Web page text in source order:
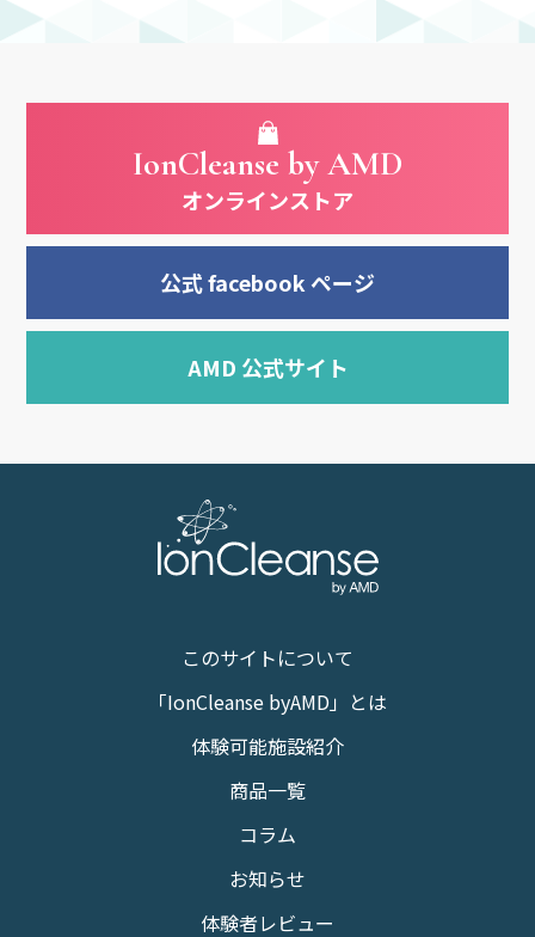
IonCleanse by AMD
オンラインストア
公式 facebook ページ
AMD 公式サイト
このサイトについて
「IonCleanse byAMD」とは
体験可能施設紹介
商品一覧
コラム
お知らせ
体験者レビュー